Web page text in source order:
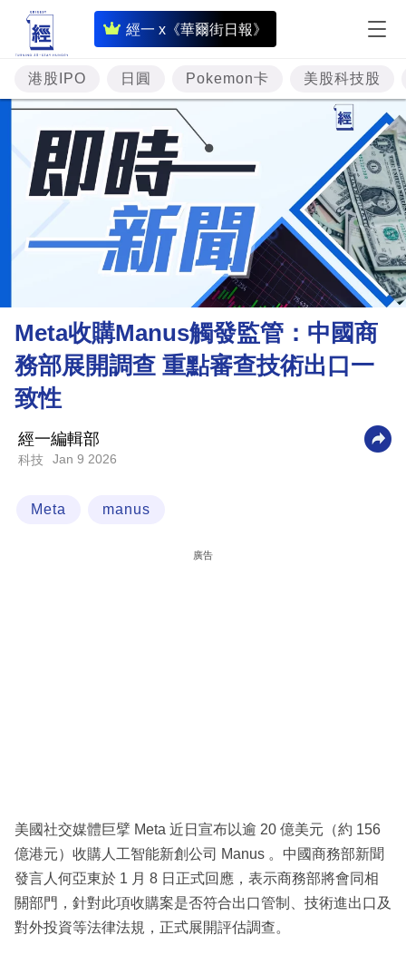
經一 x《華爾街日報》
即
時
財
經
專
題
投
資
樓
市
財
商
技
場
港股IPO 日圓 Pokemon卡 美股科技股
Meta收購Manus觸發監管：中國商
務部展開調查 重點審查技術出口一
致性
經一編輯部
科技 Jan 9 2026
Meta manus
廣告
美國社交媒體巨擘 Meta 近日宣布以逾 20 億美元（約 156
億港元）收購人工智能新創公司 Manus 。中國商務部新聞
發言人何亞東於 1 月 8 日正式回應，表示商務部將會同相
關部門，針對此項收購案是否符合出口管制、技術進出口及
對外投資等法律法規，正式展開評估調查。